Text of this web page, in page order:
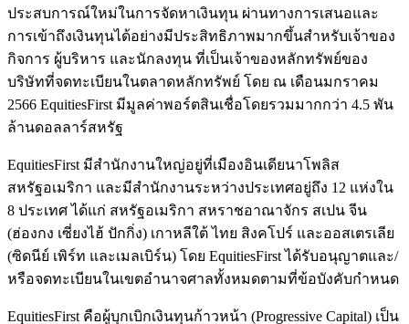
ประสบการณ์ใหม่ในการจัดหาเงินทุน ผ่านทางการเสนอและ
การเข้าถึงเงินทุนได้อย่างมีประสิทธิภาพมากขึ้นสำหรับเจ้าของ
กิจการ ผู้บริหาร และนักลงทุน ที่เป็นเจ้าของหลักทรัพย์ของ
บริษัทที่จดทะเบียนในตลาดหลักทรัพย์ โดย ณ เดือนมกราคม
2566 EquitiesFirst มีมูลค่าพอร์ตสินเชื่อโดยรวมมากกว่า 4.5 พัน
ล้านดอลลาร์สหรัฐ
EquitiesFirst มีสำนักงานใหญ่อยู่ที่เมืองอินเดียนาโพลิส
สหรัฐอเมริกา และมีสำนักงานระหว่างประเทศอยู่ถึง 12 แห่งใน
8 ประเทศ ได้แก่ สหรัฐอเมริกา สหราชอาณาจักร สเปน จีน
(ฮ่องกง เซี่ยงไฮ้ ปักกิ่ง) เกาหลีใต้ ไทย สิงคโปร์ และออสเตรเลีย
(ซิดนีย์ เพิร์ท และเมลเบิร์น) โดย EquitiesFirst ได้รับอนุญาตและ/
หรือจดทะเบียนในเขตอำนาจศาลทั้งหมดตามที่ข้อบังคับกำหนด
EquitiesFirst คือผู้บุกเบิกเงินทุนก้าวหน้า (Progressive Capital) เป็น